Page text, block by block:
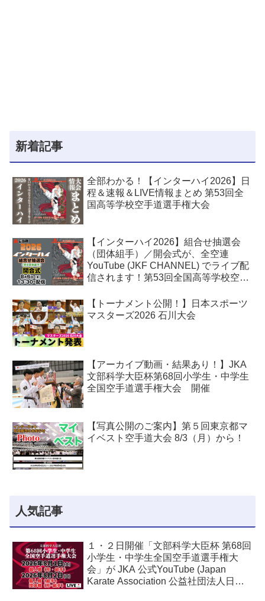
新着記事
全部わかる！【インターハイ2026】日
程＆速報＆LIVE情報まとめ 第53回全
国高等学校空手道選手権大会
【インターハイ2026】組合せ抽選会
（団体組手）／開会式が、全空連
YouTube (JKF CHANNEL) でライブ配
信されます！第53回全国高等学校空手
【トーナメント公開！】日本スポーツ
マスターズ2026 石川大会
【アーカイブ動画・結果あり！】JKA
文部科学大臣杯第68回小学生・中学生
全国空手道選手権大会 開催
【写真公開のご案内】第５回東京都マ
イベスト空手道大会 8/3（月）から！
人気記事
１・２日開催「文部科学大臣杯 第68回
小学生・中学生全国空手道選手権大
会」が JKA 公式YouTube (Japan
Karate Association 公益社団法人日本